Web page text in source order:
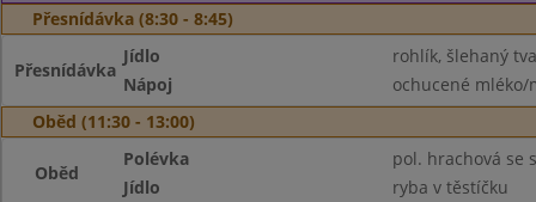
Přesnídávka (8:30 - 8:45)
Přesnídávka
Jídlo
rohlík, šlehaný
Nápoj
ochucené
Oběd (11:30 - 13:00)
Oběd
Polévka
pol. hrachová se
Jídlo
ryba v těstíčku